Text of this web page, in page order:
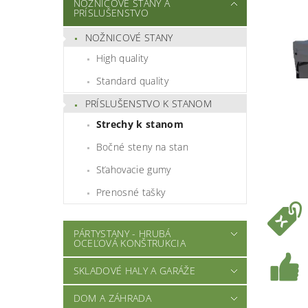
NOŽNICOVÉ STANY A
PRÍSLUŠENSTVO
NOŽNICOVÉ STANY
High quality
Standard quality
PRÍSLUŠENSTVO K STANOM
Strechy k stanom
Bočné steny na stan
Sťahovacie gumy
Prenosné tašky
PÁRTYSTANY - HRUBÁ
OCEĽOVÁ KONŠTRUKCIA
SKLADOVÉ HALY A GARÁŽE
DOM A ZÁHRADA